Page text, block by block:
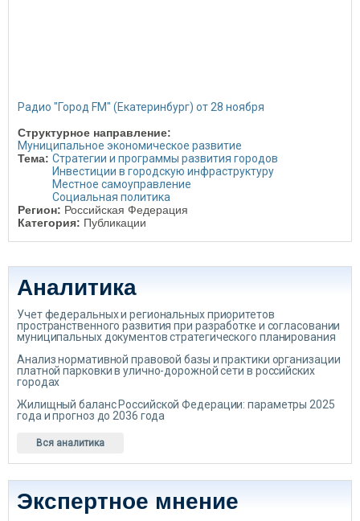
Радио "Город FM" (Екатеринбург) от 28 ноября
Структурное направление:
Муниципальное экономическое развитие
Тема: Стратегии и программы развития городов
Инвестиции в городскую инфраструктуру
Местное самоуправление
Социальная политика
Регион: Российская Федерация
Категория: Публикации
Аналитика
Учет федеральных и региональных приоритетов
пространственного развития при разработке и согласовании
муниципальных документов стратегического планирования
Анализ нормативной правовой базы и практики организации
платной парковки в улично-дорожной сети в российских
городах
Жилищный баланс Российской Федерации: параметры 2025
года и прогноз до 2036 года
Вся аналитика
Экспертное мнение